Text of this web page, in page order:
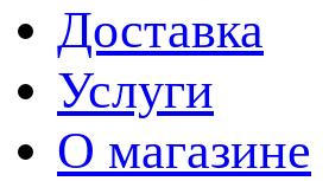
Доставка
Услуги
О магазине